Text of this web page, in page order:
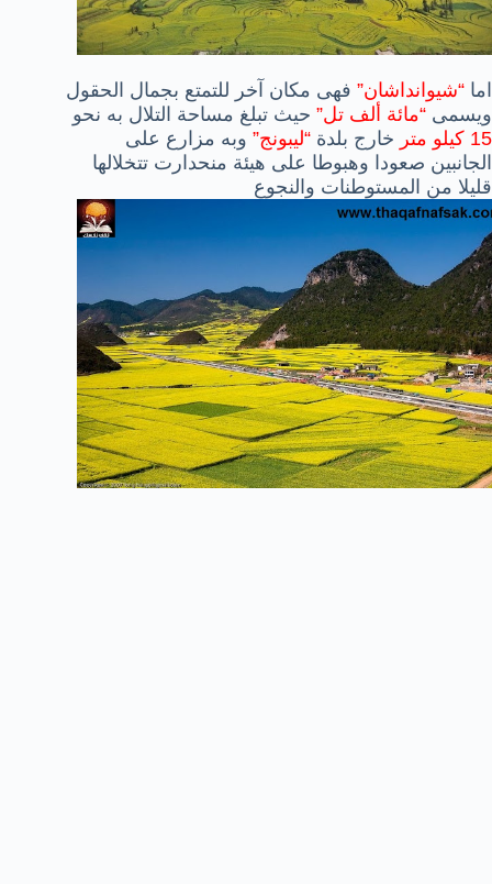
اما “شيوانداشان” فهى مكان آخر للتمتع بجمال الحقول
ويسمى “مائة ألف تل” حيث تبلغ مساحة التلال به نحو
15 كيلو متر
خارج بلدة “ليبونج” وبه مزارع على
الجانبين صعودا وهبوطا على هيئة منحدارت تتخلالها
قليلا من المستوطنات والنجوع